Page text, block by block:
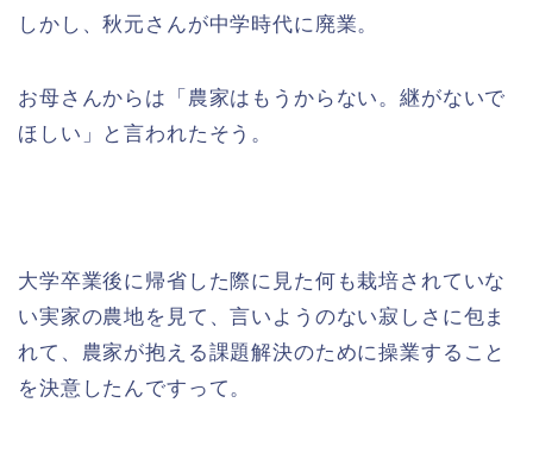
しかし、秋元さんが中学時代に廃業。
お母さんからは「農家はもうからない。継がないで
ほしい」と言われたそう。
大学卒業後に帰省した際に見た何も栽培されていな
い実家の農地を見て、言いようのない寂しさに包ま
れて、農家が抱える課題解決のために操業すること
を決意したんですって。